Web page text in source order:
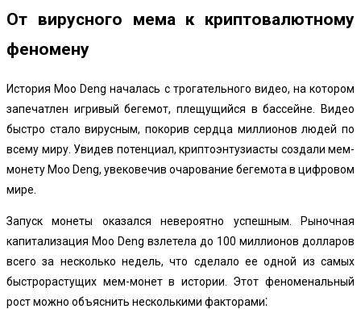
От вирусного мема к криптовалютному
феномену
История Moo Deng началась с трогательного видео, на котором
запечатлен игривый бегемот, плещущийся в бассейне. Видео
быстро стало вирусным, покорив сердца миллионов людей по
всему миру. Увидев потенциал, криптоэнтузиасты создали мем-
монету Moo Deng, увековечив очарование бегемота в цифровом
мире.
Запуск монеты оказался невероятно успешным. Рыночная
капитализация Moo Deng взлетела до 100 миллионов долларов
всего за несколько недель, что сделало ее одной из самых
быстрорастущих мем-монет в истории. Этот феноменальный
рост можно объяснить несколькими факторами⁚